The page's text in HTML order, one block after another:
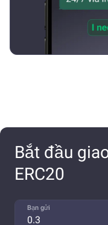
Bắt đầu
ERC20
Bạn gửi